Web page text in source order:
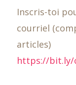
Inscris-toi
courriel
https://bit.ly/